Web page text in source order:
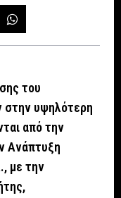
του
στην υψηλότερη
από την
Ανάπτυξη
με την